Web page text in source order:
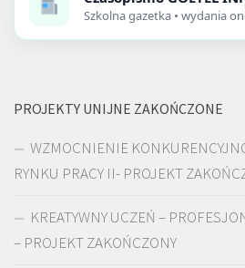
Szkolna gazetka • wydania
PROJEKTY UNIJNE ZAKOŃCZONE
WZMOCNIENIE
RYNKU PRACY II- PROJEKT
KREATYWNY UCZEŃ –
– PROJEKT ZAKOŃCZONY